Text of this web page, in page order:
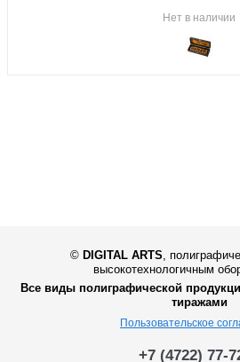
Нет в наличии
© DIGITAL ARTS
высокотехнологичным
Все виды полиграфической
тиражами
Пользовательское
+7 (4722) 77-